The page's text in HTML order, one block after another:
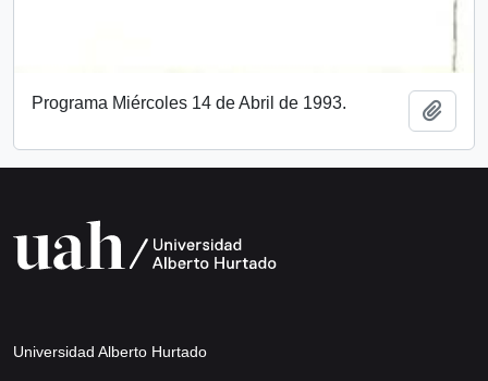
Programa Miércoles 14 de Abril de 1993.
Universidad Alberto Hurtado